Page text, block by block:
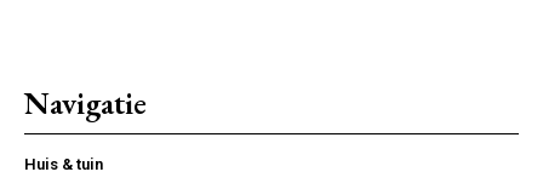
Navigatie
Huis & tuin